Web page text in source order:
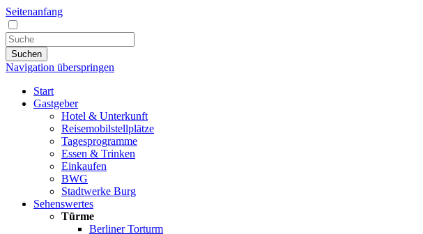
Seitenanfang
Suchen
Navigation überspringen
Start
Gastgeber
Hotel & Unterkunft
Reisemobilstellplätze
Tagesprogramme
Essen & Trinken
Einkaufen
BWG
Stadtwerke Burg
Sehenswertes
Türme
Berliner Torturm